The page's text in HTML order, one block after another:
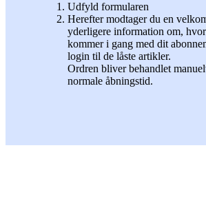
Udfyld formularen
Herefter modtager du en
yderligere information om,
kommer i gang med dit
login til de låste artikler.
Ordren bliver behandlet
normale åbningstid.